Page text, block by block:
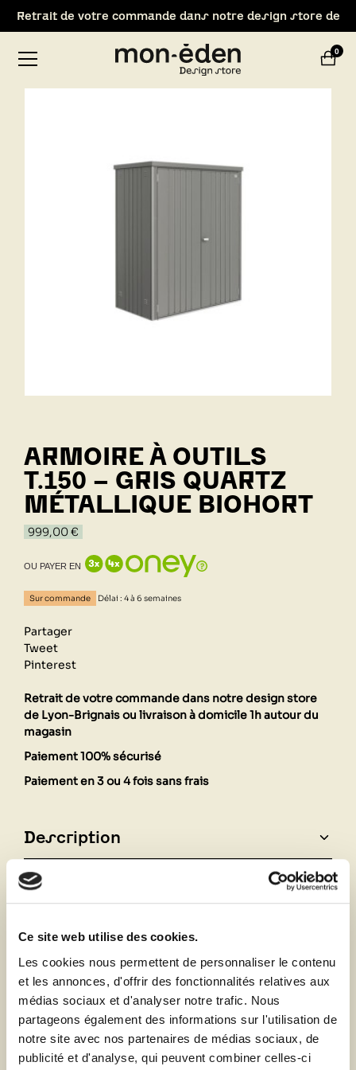
Ce site web utilise des cookies.
Les cookies nous permettent de personnaliser le contenu
et les annonces, d'offrir des fonctionnalités relatives aux
médias sociaux et d'analyser notre trafic. Nous
partageons également des informations sur l'utilisation de
notre site avec nos partenaires de médias sociaux, de
publicité et d'analyse, qui peuvent combiner celles-ci
ARMOIRE À OUTILS
T.150 - GRIS QUARTZ
MÉTALLIQUE BIOHORT
999,00 €
OU PAYER EN
Sur commande Délai : 4 à 6 semaines
Partager
Tweet
Pinterest
Retrait de votre commande dans notre design store
de Lyon-Brignais ou livraison à domicile 1h autour du
magasin
Paiement 100% sécurisé
Paiement en 3 ou 4 fois sans frais
Description
Fiche technique
Vous aimerez aussi
Retrait de votre commande dans notre design store de
Lyon-Brignais 0